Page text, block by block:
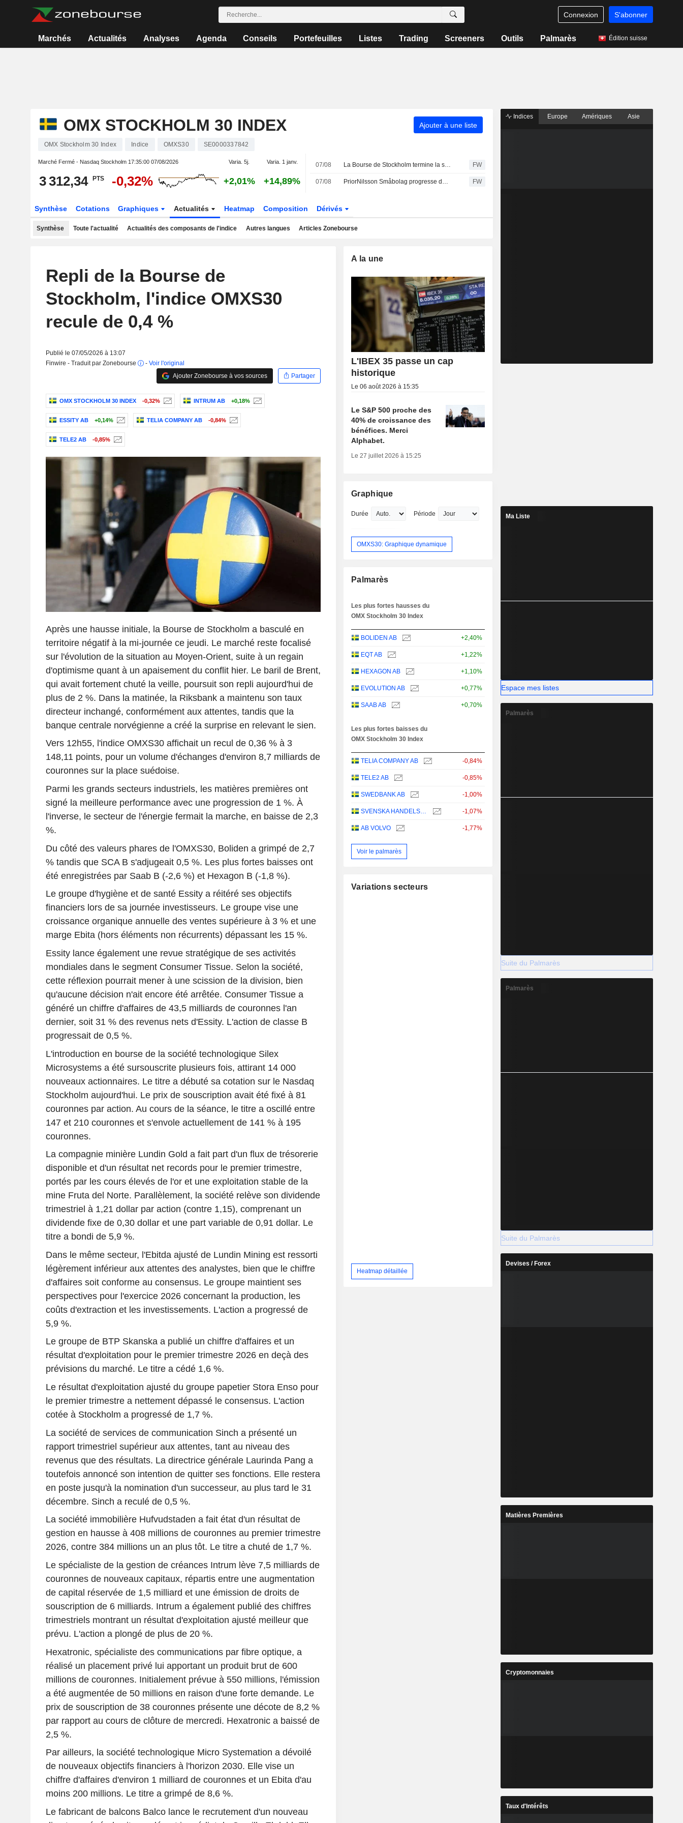
Connexion S'abonner
Marchés Actualités Analyses Agenda Conseils Portefeuilles Listes Trading Screeners Outils Palmarès Édition suisse
OMX STOCKHOLM 30 INDEX Ajouter à une liste
OMX Stockholm 30 Index Indice OMXS30 SE0000337842
Marché Fermé - Nasdaq Stockholm 17:35:00 07/08/2026 Varia. 5j. Varia. 1 janv.
3 312,34 PTS -0,32% +2,01% +14,89%
07/08 La Bourse de Stockholm termine la séance de vendredi dans le rouge - Lundin Gold progresse après ses résultats FW
07/08 PriorNilsson Småbolag progresse de 1,23 % en juillet - renforcement des positions dans Bure, AQ Group et Altra Fastigheter FW
Synthèse Cotations Graphiques Actualités Heatmap Composition Dérivés
Synthèse Toute l'actualité Actualités des composants de l'indice Autres langues Articles Zonebourse
Repli de la Bourse de
Stockholm, l'indice OMXS30
recule de 0,4 %
Publié le 07/05/2026 à 13:07
Finwire - Traduit par Zonebourse
- Voir l'original
Ajouter Zonebourse à vos sources
Partager
OMX STOCKHOLM 30 INDEX -0,32% INTRUM AB +0,18%
ESSITY AB +0,14% TELIA COMPANY AB -0,84%
TELE2 AB -0,85%
Après une hausse initiale, la Bourse de Stockholm a basculé en
territoire négatif à la mi-journée ce jeudi. Le marché reste focalisé
sur l'évolution de la situation au Moyen-Orient, suite à un regain
d'optimisme quant à un apaisement du conflit hier. Le baril de Brent,
qui avait fortement chuté la veille, poursuit son repli aujourd'hui de
plus de 2 %. Dans la matinée, la Riksbank a maintenu son taux
directeur inchangé, conformément aux attentes, tandis que la
banque centrale norvégienne a créé la surprise en relevant le sien.
Vers 12h55, l'indice OMXS30 affichait un recul de 0,36 % à 3
148,11 points, pour un volume d'échanges d'environ 8,7 milliards de
couronnes sur la place suédoise.
Parmi les grands secteurs industriels, les matières premières ont
signé la meilleure performance avec une progression de 1 %. À
l'inverse, le secteur de l'énergie fermait la marche, en baisse de 2,3
%.
Du côté des valeurs phares de l'OMXS30, Boliden a grimpé de 2,7
% tandis que SCA B s'adjugeait 0,5 %. Les plus fortes baisses ont
été enregistrées par Saab B (-2,6 %) et Hexagon B (-1,8 %).
Le groupe d'hygiène et de santé Essity a réitéré ses objectifs
financiers lors de sa journée investisseurs. Le groupe vise une
croissance organique annuelle des ventes supérieure à 3 % et une
marge Ebita (hors éléments non récurrents) dépassant les 15 %.
Essity lance également une revue stratégique de ses activités
mondiales dans le segment Consumer Tissue. Selon la société,
cette réflexion pourrait mener à une scission de la division, bien
qu'aucune décision n'ait encore été arrêtée. Consumer Tissue a
généré un chiffre d'affaires de 43,5 milliards de couronnes l'an
dernier, soit 31 % des revenus nets d'Essity. L'action de classe B
progressait de 0,5 %.
L'introduction en bourse de la société technologique Silex
Microsystems a été sursouscrite plusieurs fois, attirant 14 000
nouveaux actionnaires. Le titre a débuté sa cotation sur le Nasdaq
Stockholm aujourd'hui. Le prix de souscription avait été fixé à 81
couronnes par action. Au cours de la séance, le titre a oscillé entre
147 et 210 couronnes et s'envole actuellement de 141 % à 195
couronnes.
La compagnie minière Lundin Gold a fait part d'un flux de trésorerie
disponible et d'un résultat net records pour le premier trimestre,
portés par les cours élevés de l'or et une exploitation stable de la
mine Fruta del Norte. Parallèlement, la société relève son dividende
trimestriel à 1,21 dollar par action (contre 1,15), comprenant un
dividende fixe de 0,30 dollar et une part variable de 0,91 dollar. Le
titre a bondi de 5,9 %.
Dans le même secteur, l'Ebitda ajusté de Lundin Mining est ressorti
légèrement inférieur aux attentes des analystes, bien que le chiffre
d'affaires soit conforme au consensus. Le groupe maintient ses
perspectives pour l'exercice 2026 concernant la production, les
coûts d'extraction et les investissements. L'action a progressé de
5,9 %.
Le groupe de BTP Skanska a publié un chiffre d'affaires et un
résultat d'exploitation pour le premier trimestre 2026 en deçà des
prévisions du marché. Le titre a cédé 1,6 %.
Le résultat d'exploitation ajusté du groupe papetier Stora Enso pour
le premier trimestre a nettement dépassé le consensus. L'action
cotée à Stockholm a progressé de 1,7 %.
La société de services de communication Sinch a présenté un
rapport trimestriel supérieur aux attentes, tant au niveau des
revenus que des résultats. La directrice générale Laurinda Pang a
toutefois annoncé son intention de quitter ses fonctions. Elle restera
en poste jusqu'à la nomination d'un successeur, au plus tard le 31
décembre. Sinch a reculé de 0,5 %.
La société immobilière Hufvudstaden a fait état d'un résultat de
gestion en hausse à 408 millions de couronnes au premier trimestre
2026, contre 384 millions un an plus tôt. Le titre a chuté de 1,7 %.
Le spécialiste de la gestion de créances Intrum lève 7,5 milliards de
couronnes de nouveaux capitaux, répartis entre une augmentation
de capital réservée de 1,5 milliard et une émission de droits de
souscription de 6 milliards. Intrum a également publié des chiffres
trimestriels montrant un résultat d'exploitation ajusté meilleur que
prévu. L'action a plongé de plus de 20 %.
Hexatronic, spécialiste des communications par fibre optique, a
réalisé un placement privé lui apportant un produit brut de 600
millions de couronnes. Initialement prévue à 550 millions, l'émission
a été augmentée de 50 millions en raison d'une forte demande. Le
prix de souscription de 38 couronnes présente une décote de 8,2 %
par rapport au cours de clôture de mercredi. Hexatronic a baissé de
2,5 %.
Par ailleurs, la société technologique Micro Systemation a dévoilé
de nouveaux objectifs financiers à l'horizon 2030. Elle vise un
chiffre d'affaires d'environ 1 milliard de couronnes et un Ebita d'au
moins 200 millions. Le titre a grimpé de 8,6 %.
Le fabricant de balcons Balco lance le recrutement d'un nouveau
A la une
L'IBEX 35 passe un cap
historique
Le 06 août 2026 à 15:35
Le S&P 500 proche des
40% de croissance des
bénéfices. Merci
Alphabet.
Le 27 juillet 2026 à 15:25
Graphique
Durée Période
OMXS30: Graphique dynamique
Palmarès
Les plus fortes hausses du
OMX Stockholm 30 Index
BOLIDEN AB +2,40%
EQT AB +1,22%
HEXAGON AB +1,10%
EVOLUTION AB +0,77%
SAAB AB +0,70%
Les plus fortes baisses du
OMX Stockholm 30 Index
TELIA COMPANY AB -0,84%
TELE2 AB -0,85%
SWEDBANK AB -1,00%
SVENSKA HANDELSBANKEN AB -1,07%
AB VOLVO -1,77%
Voir le palmarès
Variations secteurs
Heatmap détaillée
Indices Europe Amériques Asie
Ma Liste
Espace mes listes
Palmarès
Suite du Palmarès
Palmarès
Suite du Palmarès
Devises / Forex
Matières Premières
Cryptomonnaies
Taux d'Intérêts